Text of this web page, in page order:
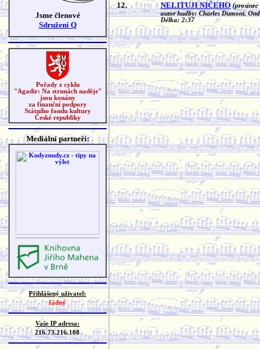
Jsme členové
Sdružení Q
Pořady z cyklu
"Agadir: Na strunách naděje"
jsou konány
za finanční podpory
Státního fondu kultury
České republiky
Mediální partneři:
Přihlášený uživatel:
žádný
Vaše IP adresa:
216.73.216.108
12. NELITUJI NIČEHO (prosinec
autor hudby: Charles Dumont,
Délka: 2:37